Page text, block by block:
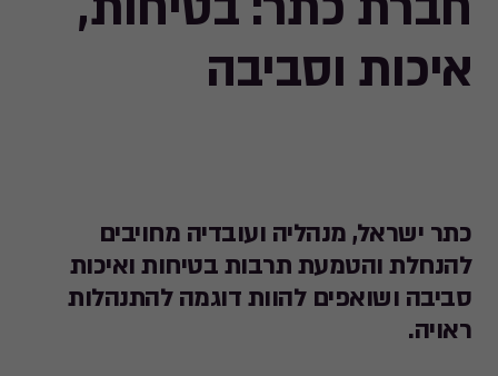
איכות וסביבה
כתר ישראל, מנהליה ועובדיה מחויבים
להנחלת והטמעת תרבות בטיחות ואיכות
סביבה ושואפים להוות דוגמה להתנהלות
ראויה.